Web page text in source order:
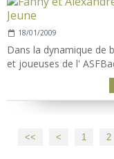
18/01/2009
Dans la dynamique de
et joueuses de l'
<< < 1 2